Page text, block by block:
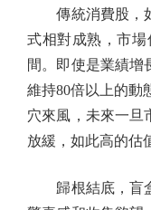
傳統消費股，如
式相對成熟，市場
間。即使是業績增
維持80倍以上的動
穴來風，未來一旦
放緩，如此高的估
歸根結底，盲盒